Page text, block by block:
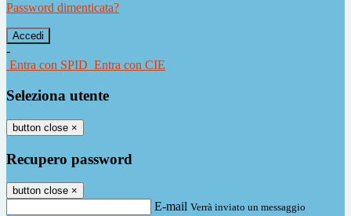
Password dimenticata?
-
Entra con SPID Entra con CIE
Seleziona utente
button close ×
Recupero password
button close ×
E-mail Verrà inviato un messaggio